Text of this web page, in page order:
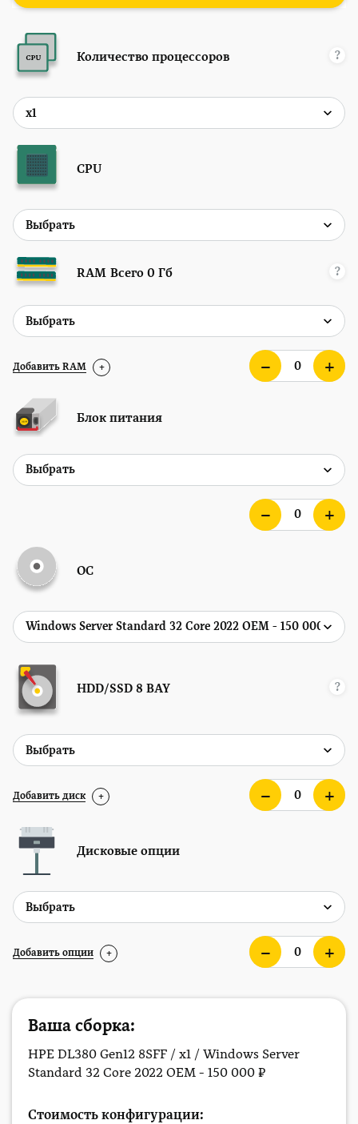
Количество процессоров ?
CPU
RAM Всего 0 Гб ?
Добавить RAM +
Блок питания
ОС
HDD/SSD 8 BAY ?
Добавить диск +
Дисковые опции
Добавить опции +
Ваша сборка:
HPE DL380 Gen12 8SFF / x1 / Windows Server
Standard 32 Core 2022 OEM - 150 000 ₽
Стоимость конфигурации: